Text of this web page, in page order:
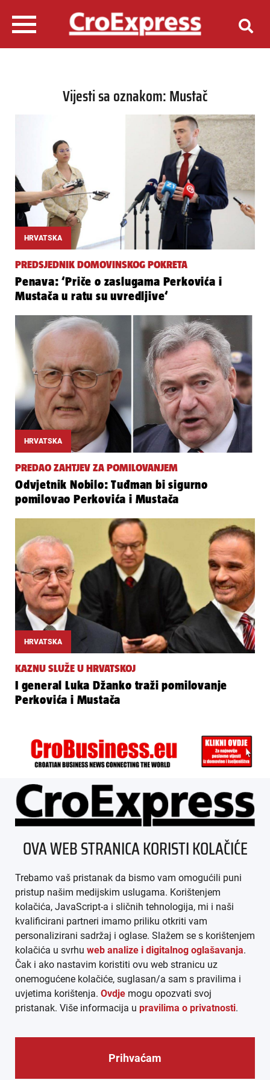
Vijesti sa oznakom: Mustač
HRVATSKA
PREDSJEDNIK DOMOVINSKOG POKRETA
Penava: ‘Priče o zaslugama Perkovića i
Mustača u ratu su uvredljive‘
HRVATSKA
PREDAO ZAHTJEV ZA POMILOVANJEM
Odvjetnik Nobilo: Tuđman bi sigurno
pomilovao Perkovića i Mustača
HRVATSKA
KAZNU SLUŽE U HRVATSKOJ
I general Luka Džanko traži pomilovanje
Perkovića i Mustača
ÜBER UNS
IMPRESSUM
AGB
DATENSCHUTZ
MEDIADATEN
ARHIVA (PDF)
OVA WEB STRANICA KORISTI KOLAČIĆE
Trebamo vaš pristanak da bismo vam omogućili puni
pristup našim medijskim uslugama. Korištenjem
kolačića, JavaScript-a i sličnih tehnologija, mi i naši
kvalificirani partneri imamo priliku otkriti vam
personalizirani sadržaj i oglase. Slažem se s korištenjem
kolačića u svrhu web analize i digitalnog oglašavanja.
Čak i ako nastavim koristiti ovu web stranicu uz
onemogućene kolačiće, suglasan/a sam s pravilima i
uvjetima korištenja. Ovdje mogu opozvati svoj
pristanak. Više informacija u pravilima o privatnosti.
Prihvaćam